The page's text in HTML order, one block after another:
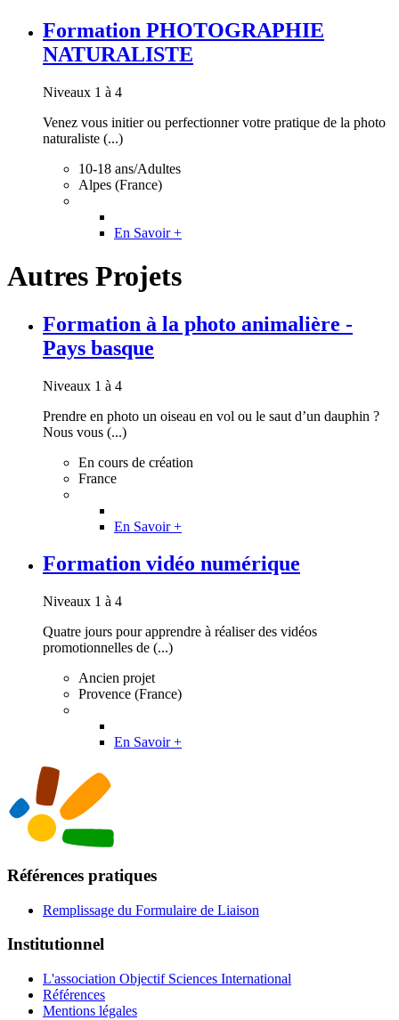
Formation PHOTOGRAPHIE
NATURALISTE
Niveaux 1 à 4
Venez vous initier ou perfectionner votre pratique de la photo
naturaliste (...)
10-18 ans/Adultes
Alpes (France)
En Savoir +
Autres Projets
Formation à la photo animalière -
Pays basque
Niveaux 1 à 4
Prendre en photo un oiseau en vol ou le saut d’un dauphin ?
Nous vous (...)
En cours de création
France
En Savoir +
Formation vidéo numérique
Niveaux 1 à 4
Quatre jours pour apprendre à réaliser des vidéos
promotionnelles de (...)
Ancien projet
Provence (France)
En Savoir +
Références pratiques
Remplissage du Formulaire de Liaison
Institutionnel
L'association Objectif Sciences International
Références
Mentions légales